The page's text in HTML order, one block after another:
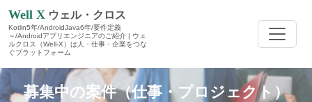
Well X ウェル・クロス
Kotlin5年/AndroidJava6年/要件定義
～/Androidアプリエンジニアのご紹介 | ウェ
ルクロス（Well-X）は人・仕事・企業をつな
ぐプラットフォーム
募集中の案件（仕事・プロジェクト）